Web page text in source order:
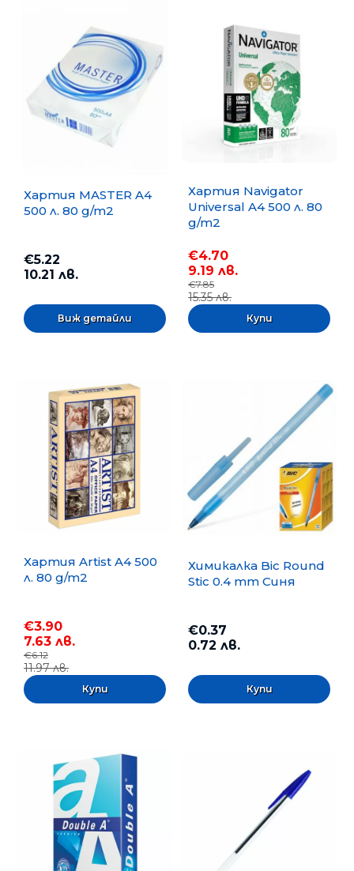
Хартия MASTER A4
500 л. 80 g/m2
€5.22
10.21 лв.
Виж детайли
Хартия Navigator
Universal A4 500 л. 80
g/m2
€4.70
9.19 лв.
€7.85
15.35 лв.
Хартия Artist A4 500
л. 80 g/m2
€3.90
7.63 лв.
€6.12
11.97 лв.
Химикалка Bic Round
Stic 0.4 mm Синя
€0.37
0.72 лв.